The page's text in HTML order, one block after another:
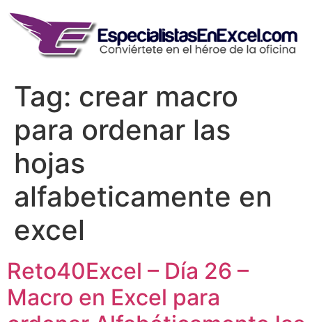
content
Tag: crear macro
para ordenar las
hojas
alfabeticamente en
excel
Reto40Excel – Día 26 –
Macro en Excel para